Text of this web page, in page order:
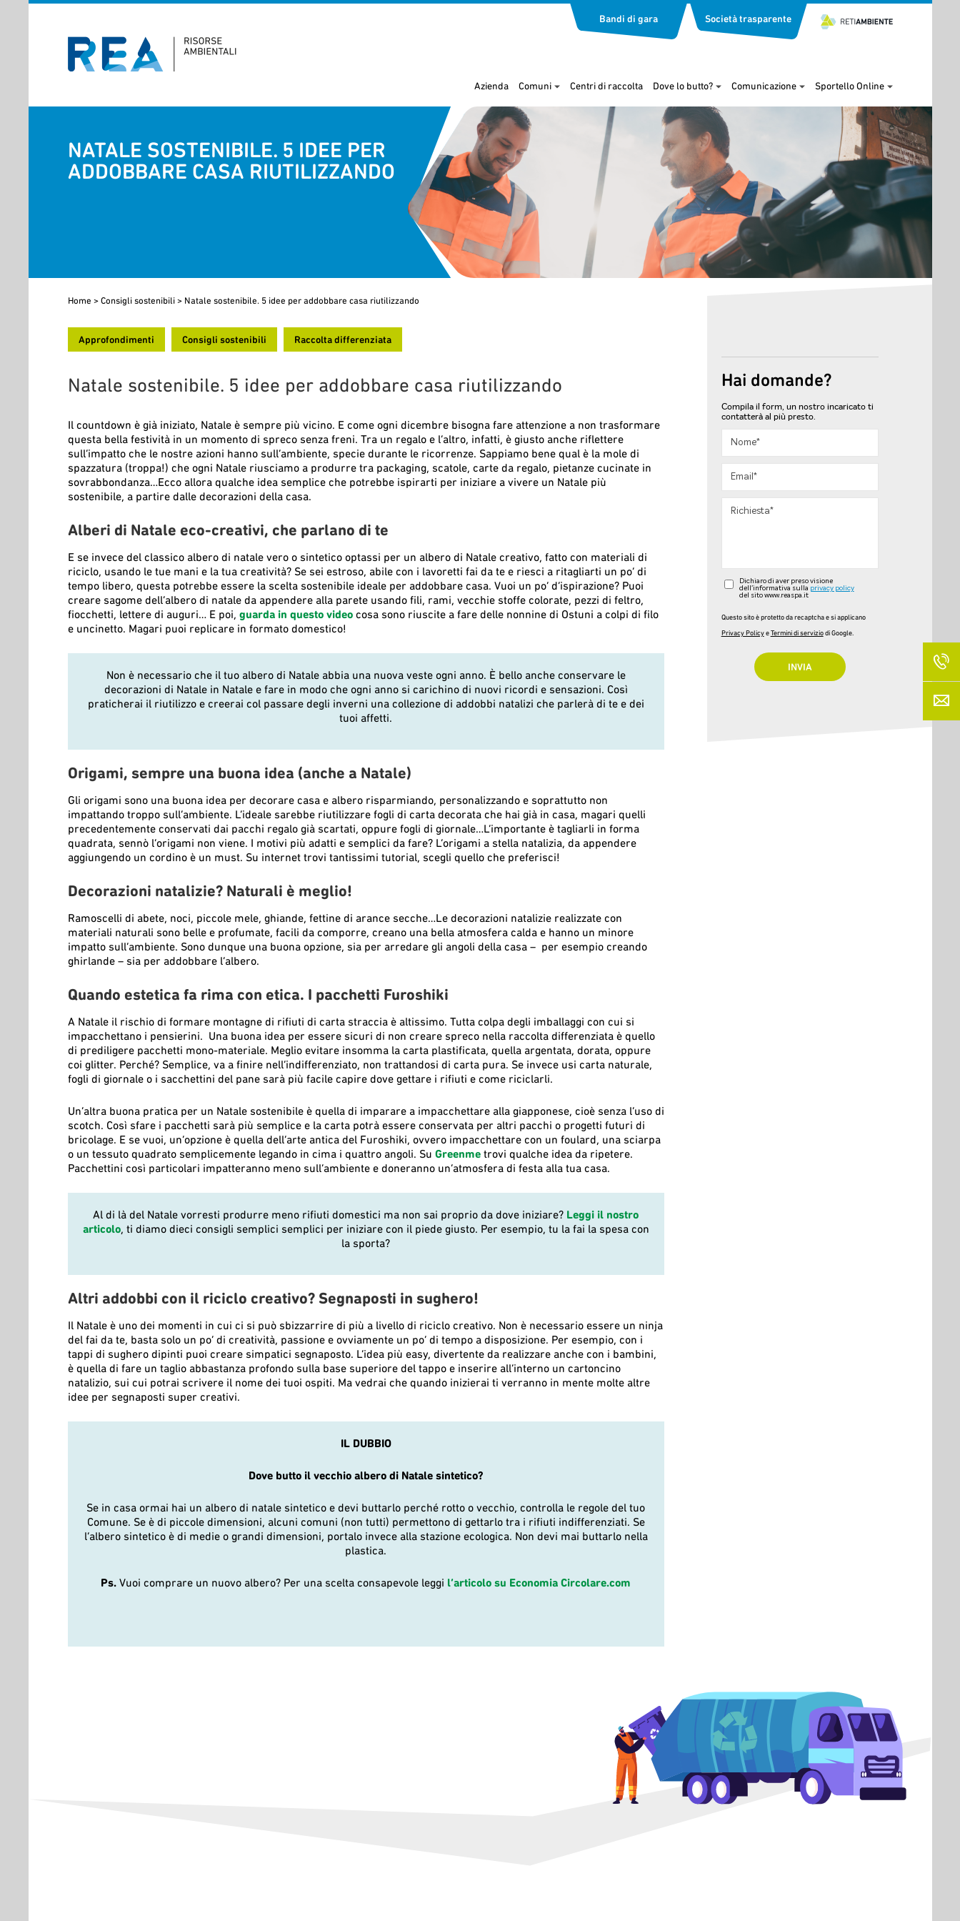
Bandi di gara Società trasparente
Azienda Comuni Centri di raccolta Dove lo butto? Comunicazione Sportello Online
NATALE SOSTENIBILE. 5 IDEE PER
ADDOBBARE CASA RIUTILIZZANDO
Home > Consigli sostenibili> Natale sostenibile. 5 idee per addobbare casa riutilizzando
Approfondimenti Consigli sostenibili Raccolta differenziata
Natale sostenibile. 5 idee per addobbare casa riutilizzando
Il countdown è già iniziato, Natale è sempre più vicino. E come ogni dicembre bisogna fare attenzione a non trasformare
questa bella festività in un momento di spreco senza freni. Tra un regalo e l’altro, infatti, è giusto anche riflettere
sull’impatto che le nostre azioni hanno sull’ambiente, specie durante le ricorrenze. Sappiamo bene qual è la mole di
spazzatura (troppa!) che ogni Natale riusciamo a produrre tra packaging, scatole, carte da regalo, pietanze cucinate in
sovrabbondanza…Ecco allora qualche idea semplice che potrebbe ispirarti per iniziare a vivere un Natale più
sostenibile, a partire dalle decorazioni della casa.
Alberi di Natale eco-creativi, che parlano di te
E se invece del classico albero di natale vero o sintetico optassi per un albero di Natale creativo, fatto con materiali di
riciclo, usando le tue mani e la tua creatività? Se sei estroso, abile con i lavoretti fai da te e riesci a ritagliarti un po’ di
tempo libero, questa potrebbe essere la scelta sostenibile ideale per addobbare casa. Vuoi un po’ d’ispirazione? Puoi
creare sagome dell’albero di natale da appendere alla parete usando fili, rami, vecchie stoffe colorate, pezzi di feltro,
fiocchetti, lettere di auguri… E poi, guarda in questo videocosa sono riuscite a fare delle nonnine di Ostuni a colpi di filo
e uncinetto. Magari puoi replicare in formato domestico!
Non è necessario che il tuo albero di Natale abbia una nuova veste ogni anno. È bello anche conservare le
decorazioni di Natale in Natale e fare in modo che ogni anno si carichino di nuovi ricordi e sensazioni. Così
praticherai il riutilizzo e creerai col passare degli inverni una collezione di addobbi natalizi che parlerà di te e dei
tuoi affetti.
Origami, sempre una buona idea (anche a Natale)
Gli origami sono una buona idea per decorare casa e albero risparmiando, personalizzando e soprattutto non
impattando troppo sull’ambiente. L’ideale sarebbe riutilizzare fogli di carta decorata che hai già in casa, magari quelli
precedentemente conservati dai pacchi regalo già scartati, oppure fogli di giornale…L’importante è tagliarli in forma
quadrata, sennò l’origami non viene. I motivi più adatti e semplici da fare? L’origami a stella natalizia, da appendere
aggiungendo un cordino è un must. Su internet trovi tantissimi tutorial, scegli quello che preferisci!
Decorazioni natalizie? Naturali è meglio!
Ramoscelli di abete, noci, piccole mele, ghiande, fettine di arance secche…Le decorazioni natalizie realizzate con
materiali naturali sono belle e profumate, facili da comporre, creano una bella atmosfera calda e hanno un minore
impatto sull’ambiente. Sono dunque una buona opzione, sia per arredare gli angoli della casa – per esempio creando
ghirlande – sia per addobbare l’albero.
Quando estetica fa rima con etica. I pacchetti Furoshiki
A Natale il rischio di formare montagne di rifiuti di carta straccia è altissimo. Tutta colpa degli imballaggi con cui si
impacchettano i pensierini. Una buona idea per essere sicuri di non creare spreco nella raccolta differenziata è quello
di prediligere pacchetti mono-materiale. Meglio evitare insomma la carta plastificata, quella argentata, dorata, oppure
coi glitter. Perché? Semplice, va a finire nell’indifferenziato, non trattandosi di carta pura. Se invece usi carta naturale,
fogli di giornale o i sacchettini del pane sarà più facile capire dove gettare i rifiuti e come riciclarli.
Un’altra buona pratica per un Natale sostenibile è quella di imparare a impacchettare alla giapponese, cioè senza l’uso di
scotch. Così sfare i pacchetti sarà più semplice e la carta potrà essere conservata per altri pacchi o progetti futuri di
bricolage. E se vuoi, un’opzione è quella dell’arte antica del Furoshiki, ovvero impacchettare con un foulard, una sciarpa
o un tessuto quadrato semplicemente legando in cima i quattro angoli. Su Greenmetrovi qualche idea da ripetere.
Pacchettini così particolari impatteranno meno sull’ambiente e doneranno un’atmosfera di festa alla tua casa.
Al di là del Natale vorresti produrre meno rifiuti domestici ma non sai proprio da dove iniziare? Leggi il nostro
articolo, ti diamo dieci consigli semplici semplici per iniziare con il piede giusto. Per esempio, tu la fai la spesa con
la sporta?
Altri addobbi con il riciclo creativo? Segnaposti in sughero!
Il Natale è uno dei momenti in cui ci si può sbizzarrire di più a livello di riciclo creativo. Non è necessario essere un ninja
del fai da te, basta solo un po’ di creatività, passione e ovviamente un po’ di tempo a disposizione. Per esempio, con i
tappi di sughero dipinti puoi creare simpatici segnaposto. L’idea più easy, divertente da realizzare anche con i bambini,
è quella di fare un taglio abbastanza profondo sulla base superiore del tappo e inserire all’interno un cartoncino
natalizio, sui cui potrai scrivere il nome dei tuoi ospiti. Ma vedrai che quando inizierai ti verranno in mente molte altre
idee per segnaposti super creativi.
IL DUBBIO
Dove butto il vecchio albero di Natale sintetico?
Se in casa ormai hai un albero di natale sintetico e devi buttarlo perché rotto o vecchio, controlla le regole del tuo
Comune. Se è di piccole dimensioni, alcuni comuni (non tutti) permettono di gettarlo tra i rifiuti indifferenziati. Se
l’albero sintetico è di medie o grandi dimensioni, portalo invece alla stazione ecologica. Non devi mai buttarlo nella
plastica.
Ps. Vuoi comprare un nuovo albero? Per una scelta consapevole leggi l’articolo su Economia Circolare.com
Hai domande?
Compila il form, un nostro incaricato ti
contatterà al più presto.
Dichiaro di aver preso visione
dell'informativa sulla privacy policy
del sito www.reaspa.it
Questo sito è protetto da recaptcha e si applicano
Privacy PolicyeTermini di serviziodi Google.